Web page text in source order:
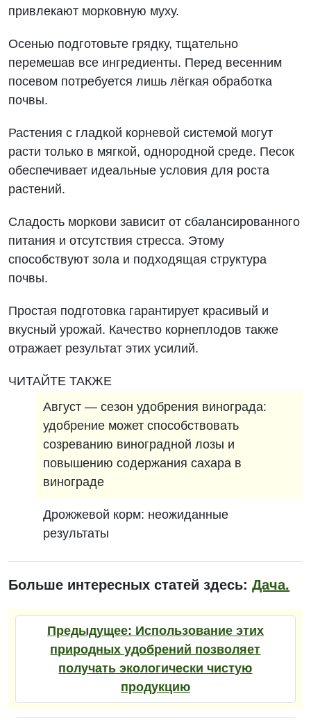
привлекают морковную муху.
Осенью подготовьте грядку, тщательно
перемешав все ингредиенты. Перед весенним
посевом потребуется лишь лёгкая обработка
почвы.
Растения с гладкой корневой системой могут
расти только в мягкой, однородной среде. Песок
обеспечивает идеальные условия для роста
растений.
Сладость моркови зависит от сбалансированного
питания и отсутствия стресса. Этому
способствуют зола и подходящая структура
почвы.
Простая подготовка гарантирует красивый и
вкусный урожай. Качество корнеплодов также
отражает результат этих усилий.
ЧИТАЙТЕ ТАКЖЕ
Август — сезон удобрения винограда:
удобрение может способствовать
созреванию виноградной лозы и
повышению содержания сахара в
винограде
Дрожжевой корм: неожиданные
результаты
Больше интересных статей здесь:Дача.
Предыдущее: Использование этих
природных удобрений позволяет
получать экологически чистую
продукцию